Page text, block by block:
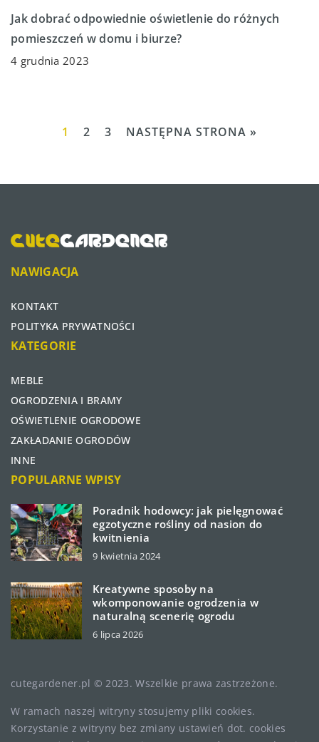
Jak dobrać odpowiednie oświetlenie do różnych
pomieszczeń w domu i biurze?
4 grudnia 2023
1 2 3 NASTĘPNA STRONA »
NAWIGACJA
KONTAKT
POLITYKA PRYWATNOŚCI
KATEGORIE
MEBLE
OGRODZENIA I BRAMY
OŚWIETLENIE OGRODOWE
ZAKŁADANIE OGRODÓW
INNE
POPULARNE WPISY
Poradnik hodowcy: jak pielęgnować
egzotyczne rośliny od nasion do
kwitnienia
9 kwietnia 2024
Kreatywne sposoby na
wkomponowanie ogrodzenia w
naturalną scenerię ogrodu
6 lipca 2026
cutegardener.pl © 2023. Wszelkie prawa zastrzeżone.
W ramach naszej witryny stosujemy pliki cookies.
Korzystanie z witryny bez zmiany ustawień dot. cookies